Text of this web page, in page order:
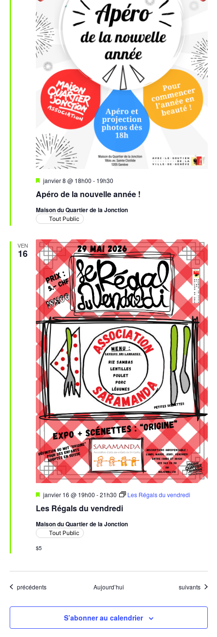
Apéro de la nouvelle année !
Mis
avant
janvier 8 @ 18h00 - 19h30
Maison du Quartier de la Jonction
Tout Public
VEN
16
Les Régals du vendredi
Mis
avant
janvier 16 @ 19h00 -21h30 Les Régals du vendredi
Maison du Quartier de la Jonction
Tout Public
$5
Évènements
précédents Aujourd’hui Évènements
suivants
S’abonner au calendrier